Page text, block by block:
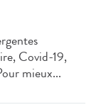
Covid-19,
mieux...